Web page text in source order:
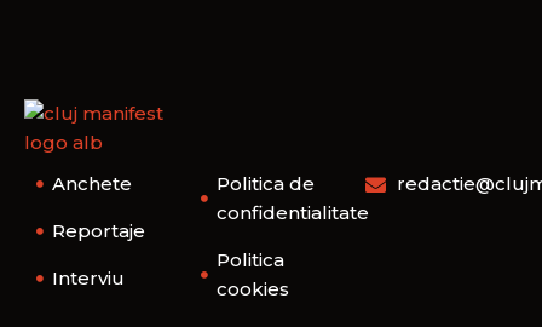
Anchete
Reportaje
Interviu
Politica de
confidentialitate
Politica
cookies